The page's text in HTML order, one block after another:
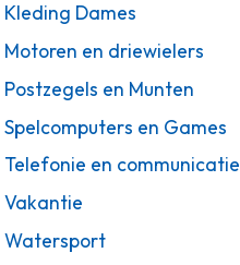
Kleding Dames
Motoren en driewielers
Postzegels en Munten
Spelcomputers en Games
Telefonie en communicatie
Vakantie
Watersport